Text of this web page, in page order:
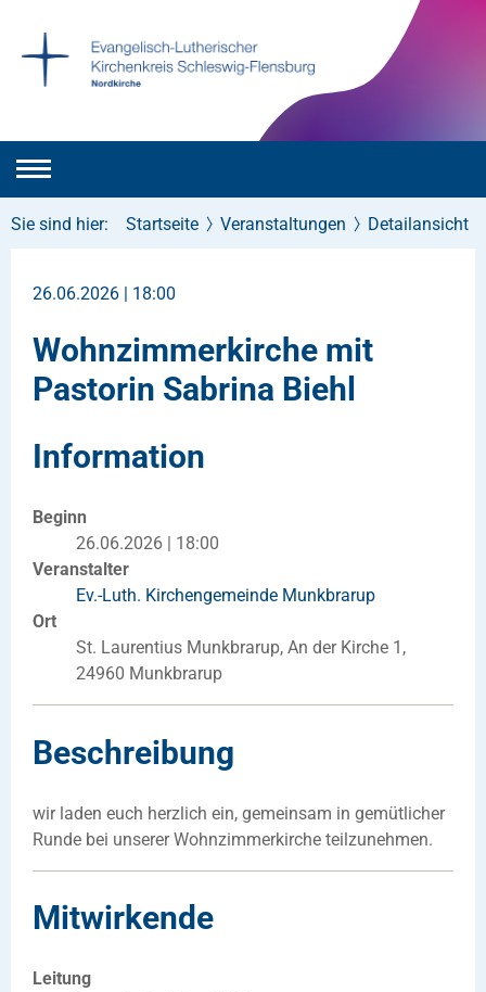
Sie sind hier: Startseite Veranstaltungen Detailansicht
26.06.2026 | 18:00
Wohnzimmerkirche mit
Pastorin Sabrina Biehl
Information
Beginn
26.06.2026 | 18:00
Veranstalter
Ev.-Luth. Kirchengemeinde Munkbrarup
Ort
St. Laurentius Munkbrarup, An der Kirche 1,
24960 Munkbrarup
Beschreibung
wir laden euch herzlich ein, gemeinsam in gemütlicher
Runde bei unserer Wohnzimmerkirche teilzunehmen.
Mitwirkende
Leitung